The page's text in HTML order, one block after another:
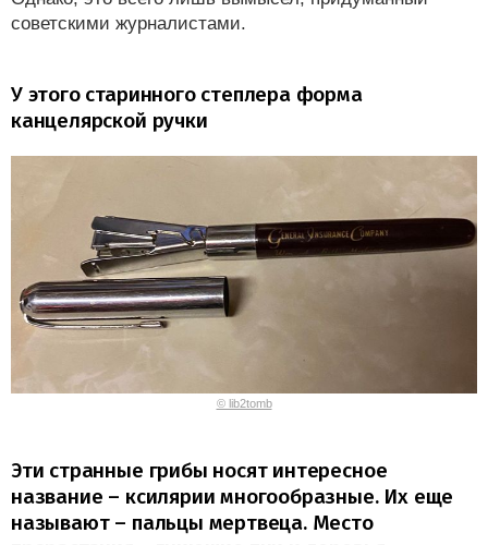
советскими журналистами.
У этого старинного степлера форма
канцелярской ручки
© lib2tomb
Эти странные грибы носят интересное
название – ксилярии многообразные. Их еще
называют – пальцы мертвеца. Место